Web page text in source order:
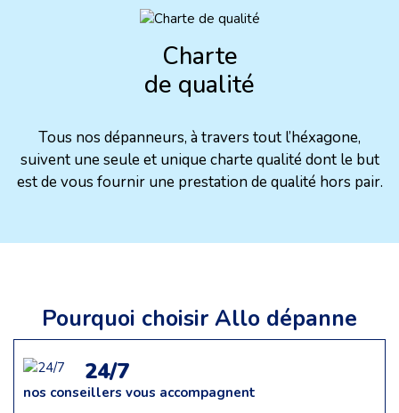
Charte
de qualité
Tous nos dépanneurs, à travers tout l’héxagone,
suivent une seule et unique charte qualité dont le but
est de vous fournir une prestation de qualité hors pair.
Pourquoi choisir Allo dépanne
24/7
nos conseillers vous accompagnent